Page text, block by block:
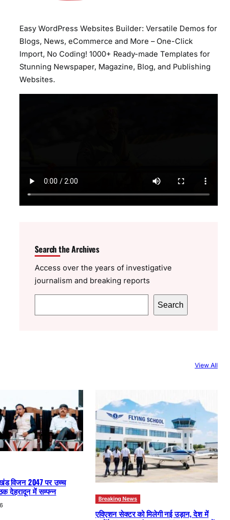
Easy WordPress Websites Builder: Versatile Demos for
Blogs, News, eCommerce and More – One-Click
Import, No Coding! 1000+ Ready-made Templates for
Stunning Newspaper, Magazine, Blog, and Publishing
Websites.
Search the Archives
Access over the years of investigative
journalism and breaking reports
e
Search
View All
विजन 2047 पर उच्च
देहरादून में सम्पन्न
Breaking News
एविएशन सेक्टर को मिलेगी नई उड़ान, देश में